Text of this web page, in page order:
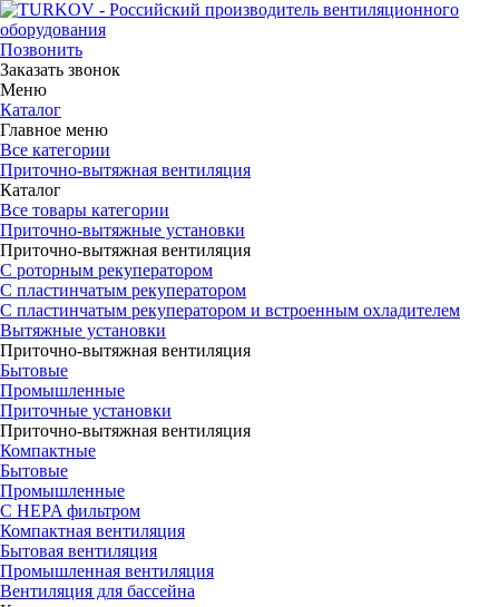
Позвонить
Заказать звонок
Меню
Каталог
Главное меню
Все категории
Приточно-вытяжная вентиляция
Каталог
Все товары категории
Приточно-вытяжные установки
Приточно-вытяжная вентиляция
С роторным рекуператором
С пластинчатым рекуператором
С пластинчатым рекуператором и встроенным охладителем
Вытяжные установки
Приточно-вытяжная вентиляция
Бытовые
Промышленные
Приточные установки
Приточно-вытяжная вентиляция
Компактные
Бытовые
Промышленные
С HEPA фильтром
Компактная вентиляция
Бытовая вентиляция
Промышленная вентиляция
Вентиляция для бассейна